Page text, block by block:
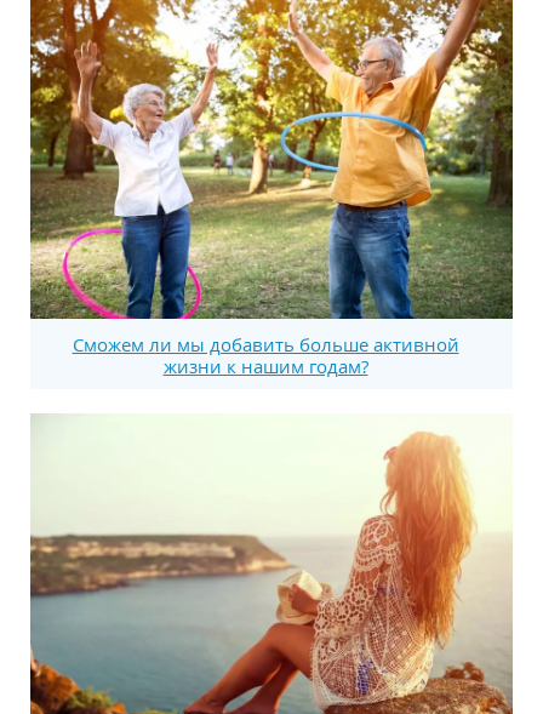
Сможем ли мы добавить больше активной
жизни к нашим годам?